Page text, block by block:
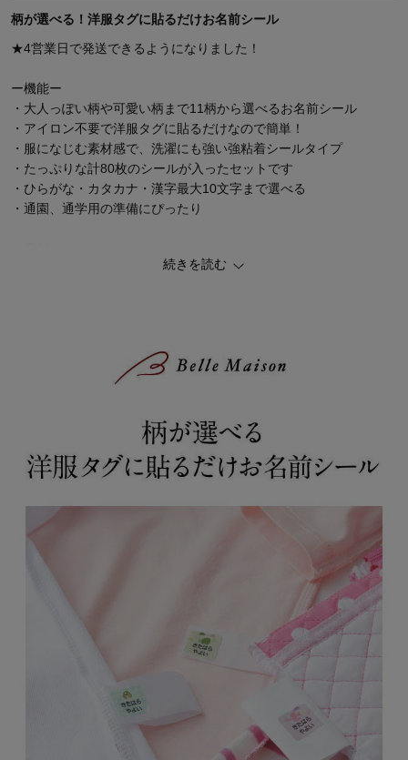
柄が選べる！洋服タグに貼るだけお名前シール
★4営業日で発送できるようになりました！
ー機能ー
・大人っぽい柄や可愛い柄まで11柄から選べるお名前シール
・アイロン不要で洋服タグに貼るだけなので簡単！
・服になじむ素材感で、洗濯にも強い強粘着シールタイプ
・たっぷりな計80枚のシールが入ったセットです
・ひらがな・カタカナ・漢字最大10文字まで選べる
・通園、通学用の準備にぴったり
・肌ざわりも良く服にもなじみやすいコットン素材
声から、保育士さんオススメのママパパにもうれしいお名前シール
毎日のエプロンやお洋服などをお子さんのロッカーにしまう時に、
お名前がなかなか見つからず、戸惑う事があります。
お洋服などのタグは、よくお名前が書かれているお名前スペース
決まった場所に付いていると、確認しやすくてとっても助かりま
※株式会社千趣会チャイルドケアえがおの森保育園の園長先生2名
に取材。保育士さん10名へアンケートを実施（2024年5月）
続きを読む